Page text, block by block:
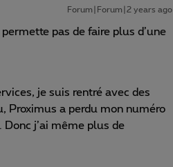
Forum|Forum|2 years ago
pas de faire plus d’une
je suis rentré avec des
Proximus a perdu mon numéro
j’ai même plus de